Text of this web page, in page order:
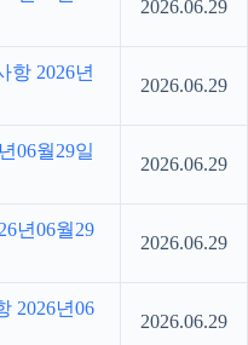
2026.06.29
항 2026년
2026.06.29
06월29일
2026.06.29
년06월29
2026.06.29
2026년06
2026.06.29